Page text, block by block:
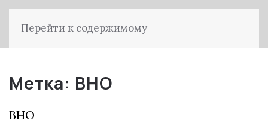
Перейти к содержимому
Метка: ВНО
ВНО